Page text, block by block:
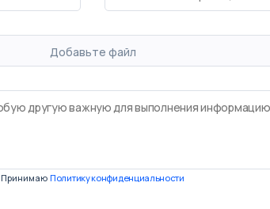
Добавьте файл
Принимаю Политику конфиденциальности